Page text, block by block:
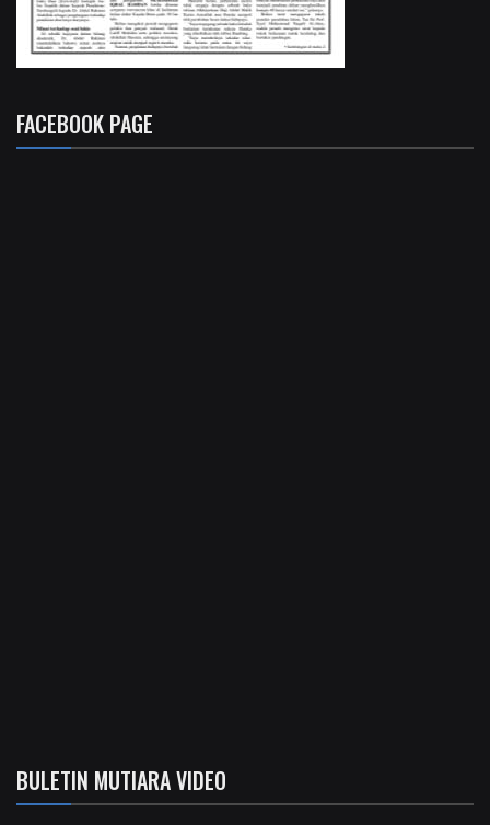
FACEBOOK PAGE
BULETIN MUTIARA VIDEO